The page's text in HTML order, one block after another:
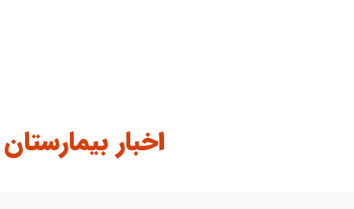
اخبار بیمارستان